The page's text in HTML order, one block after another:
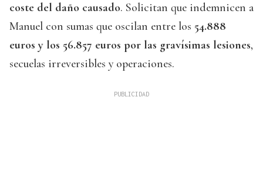
coste del daño causado. Solicitan que indemnicen a
Manuel con sumas que oscilan entre los 54.888
euros y los 56.857 euros por las gravísimas lesiones,
secuelas irreversibles y operaciones.